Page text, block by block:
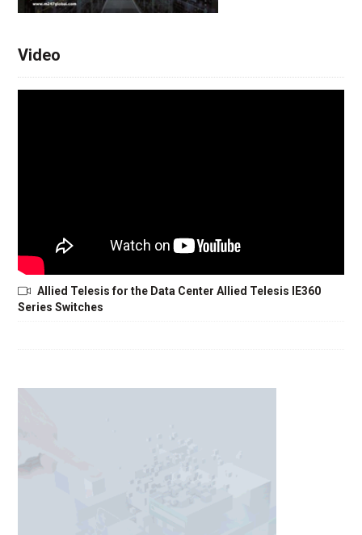
Video
Allied Telesis for the Data Center Allied Telesis IE360
Series Switches